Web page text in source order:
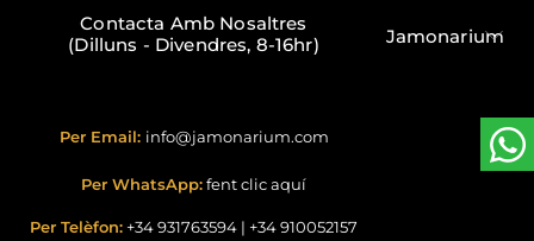
Contacta Amb Nosaltres
(Dilluns - Divendres, 8-16hr)
Per Email: info@jamonarium.com
Per WhatsApp:fent clic aquí
Per Telèfon: +34 931763594 | +34 910052157
Jamonarium